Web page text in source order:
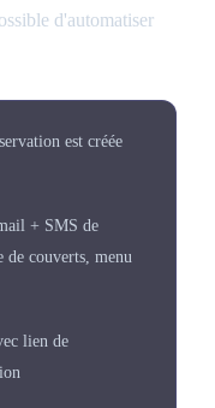
d'automatiser
est créée
+ SMS de
couverts, menu
lien de